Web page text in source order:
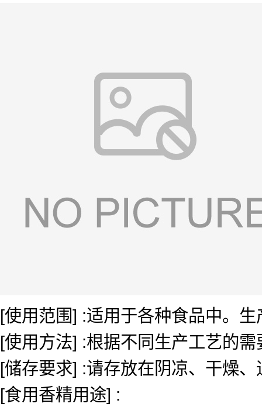
[使用范围] :适用于各种食品中。
[使用方法] :根据不同生产工艺的
[储存要求] :请存放在阴凉、干燥
[食用香精用途] :